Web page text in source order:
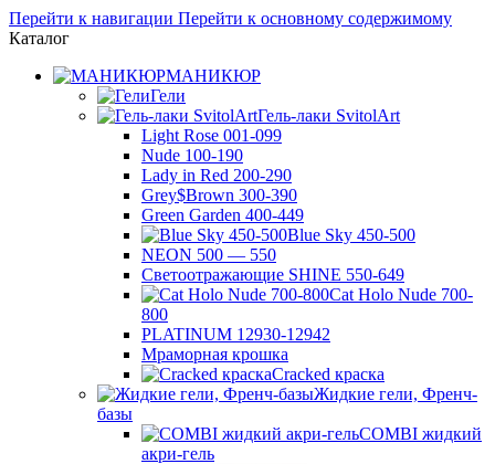
Перейти к навигации Перейти к основному содержимому
Каталог
МАНИКЮР
Гели
Гель-лаки SvitolArt
Light Rose 001-099
Nude 100-190
Lady in Red 200-290
Grey$Brown 300-390
Green Garden 400-449
Blue Sky 450-500
NEON 500 — 550
Светоотражающие SHINE 550-649
Cat Holo Nude 700-
800
PLATINUM 12930-12942
Мраморная крошка
Cracked краска
Жидкие гели, Френч-
базы
COMBI жидкий
акри-гель